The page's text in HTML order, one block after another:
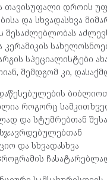
თავისუფალი დროის
და სხვადასხვა
შესაძლებლობას
სპეციალისტები
შემდგომ კი,
როგორც
და სტუმრებთან
და სხვადასხვა